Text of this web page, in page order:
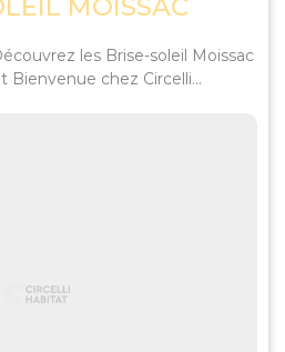
MOISSAC
les Brise-soleil Moissac
Bienvenue chez Circelli...